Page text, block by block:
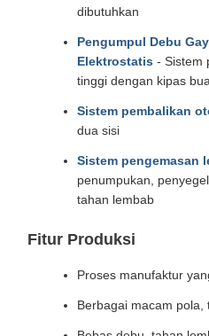
dibutuhkan
Pengumpul Debu
Elektrostatis - Sistem
tinggi dengan kipas
Sistem pembalikan
dua sisi
Sistem pengemasan
penumpukan,
tahan lembab
Fitur Produksi
Proses manufaktur
Berbagai macam pola,